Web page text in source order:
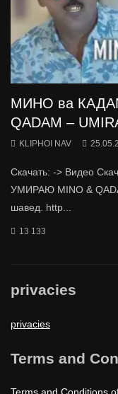
МИНО ва
QADAM –
KLIPHOI NAV
Скачать: -> Видео
УМИРАЮ MINO &
шавед. http...
13 133
privacies
privacies
Terms and